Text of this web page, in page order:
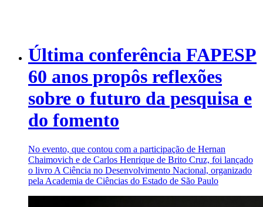
Última conferência FAPESP
60 anos propôs reflexões
sobre o futuro da pesquisa e
do fomento
No evento, que contou com a participação de Hernan
Chaimovich e de Carlos Henrique de Brito Cruz, foi lançado
o livro A Ciência no Desenvolvimento Nacional, organizado
pela Academia de Ciências do Estado de São Paulo